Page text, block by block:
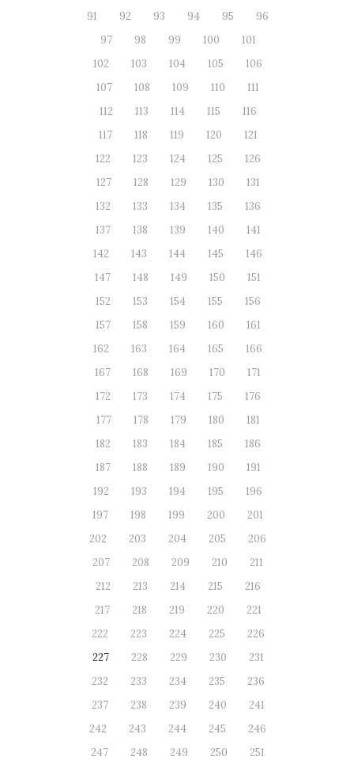
91
92 93 94 95
96
97
98 99 100
101
102
103 104 105
106
107
108 109 110
111
112
113 114 115
116
117
118 119 120
121
122
123 124 125
126
127
128 129 130
131
132
133 134 135
136
137
138 139 140
141
142
143 144 145
146
147
148 149 150
151
152
153 154 155
156
157
158 159 160
161
162
163 164 165
166
167
168 169 170
171
172
173 174 175
176
177
178 179 180
181
182
183 184 185
186
187
188 189 190
191
192
193 194 195
196
197
198 199 200
201
202
203 204 205
206
207
208 209 210
211
212
213 214 215
216
217
218 219 220
221
222
223 224 225
226
227
228 229 230
231
232
233 234 235
236
237
238 239 240
241
242
243 244 245
246
247
248 249 250
251